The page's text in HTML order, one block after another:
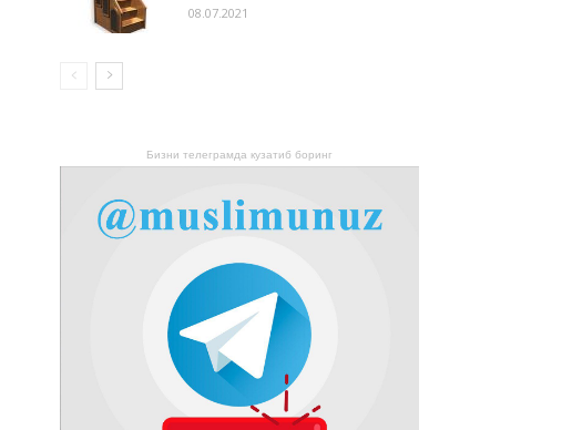
08.07.2021
Бизни телеграмда кузатиб боринг